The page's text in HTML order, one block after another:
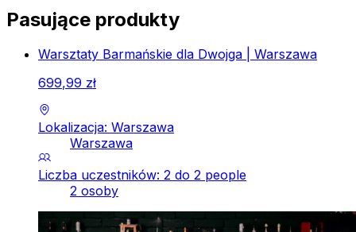
Pasujące produkty
Warsztaty Barmańskie dla Dwojga | Warszawa
699,99 zł
Lokalizacja: Warszawa
Warszawa
Liczba uczestników: 2 do 2 people
2 osoby